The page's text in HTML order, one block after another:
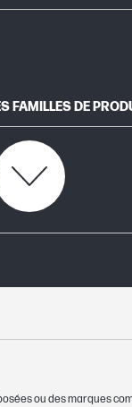
FAMILLES DE
ou des marques